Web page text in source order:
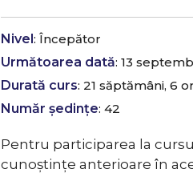
Nivel: Începător
Următoarea dată: 13
Durată curs: 21 săptămâni, 6
Număr ședințe: 42
Pentru participarea la
cunoștințe anterioare în